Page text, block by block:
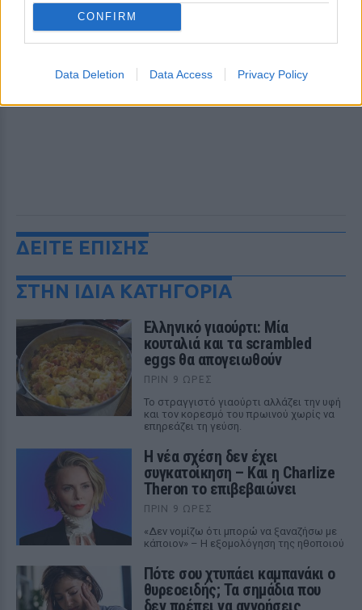
CONFIRM
Data Deletion Data Access Privacy Policy
ΔΕΙΤΕ ΕΠΙΣΗΣ
ΣΤΗΝ ΙΔΙΑ ΚΑΤΗΓΟΡΙΑ
Ελληνικό γιαούρτι: Μία
κουταλιά και τα scrambled
eggs θα απογειωθούν
ΠΡΙΝ 9 ΏΡΕΣ
Το στραγγιστό γιαούρτι αλλάζει την υφή
και τον κορεσμό του πρωινού χωρίς να
επηρεάζει τη γεύση.
Η νέα σχέση δεν έχει
συγκατοίκηση – Και η Charlize
Theron το επιβεβαιώνει
ΠΡΙΝ 9 ΏΡΕΣ
«Δεν νομίζω ότι μπορώ να ξαναζήσω με
κάποιον» – Η εξομολόγηση της ηθοποιού
Πότε σου χτυπάει καμπανάκι ο
θυρεοειδής; Τα σημάδια που
δεν πρέπει να αγνοήσεις